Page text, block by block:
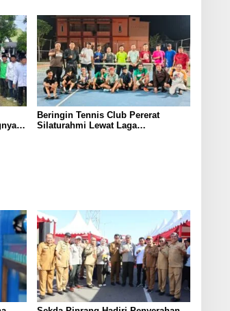
Pangan
Beringin Tennis Club Pererat
Silaturahmi Lewat Laga